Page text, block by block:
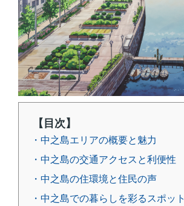
【目次】
・中之島エリアの概要と魅力
・中之島の交通アクセスと利便性
・中之島の住環境と住民の声
・中之島での暮らしを彩るスポット